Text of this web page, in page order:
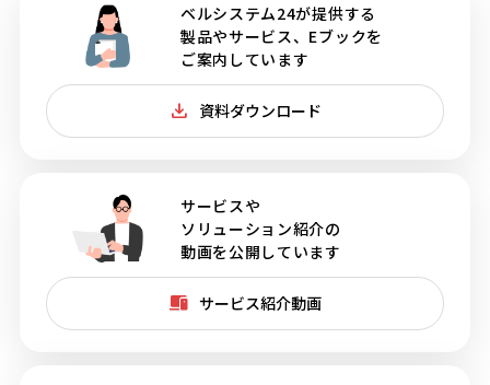
ベルシステム24が提供する
製品やサービス、Eブックを
ご案内しています
資料ダウンロード
サービスや
ソリューション紹介の
動画を公開しています
サービス紹介動画